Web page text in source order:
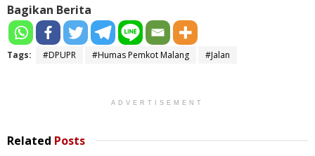
Bagikan Berita
Tags: #DPUPR #Humas Pemkot Malang #Jalan
ADVERTISEMENT
Related Posts